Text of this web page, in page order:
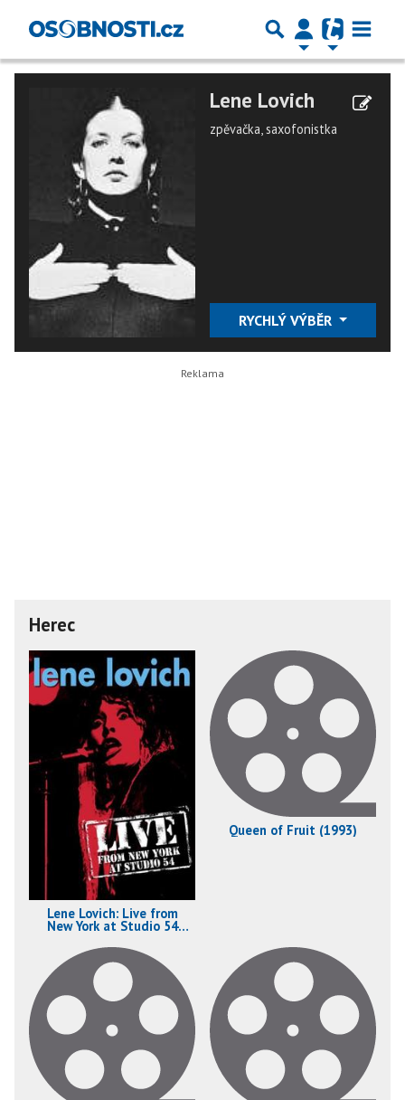
Lene Lovich
zpěvačka, saxofonistka
RYCHLÝ VÝBĚR
Herec
Lene Lovich: Live from
New York at Studio 54
Queen of Fruit (1993)